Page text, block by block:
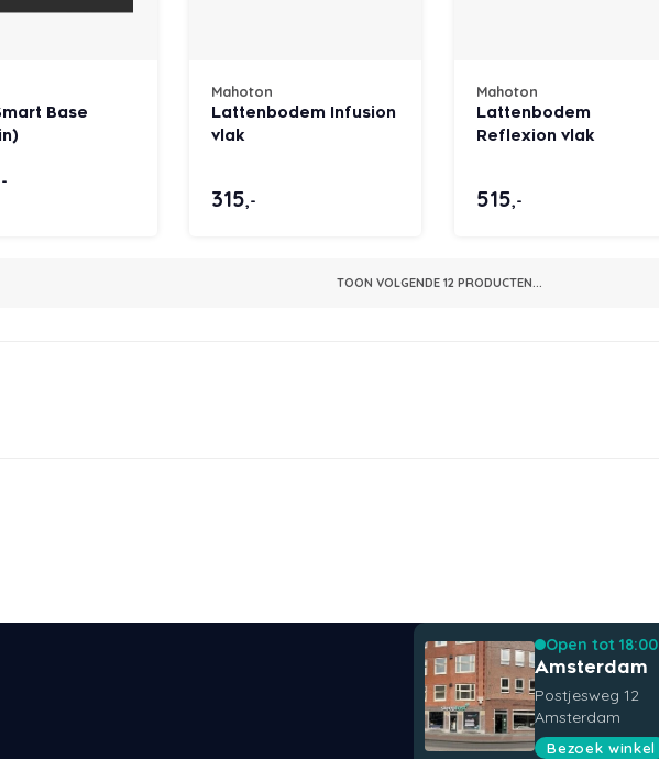
Base
Mahoton
Lattenbodem Infusion
vlak
315,-
Mahoton
Lattenbodem
Reflexion vlak
515,-
TOON VOLGENDE 12 PRODUCTEN...
Open tot 18:00
Amsterdam
Postjesweg 12
Amsterdam
Bezoek winkel